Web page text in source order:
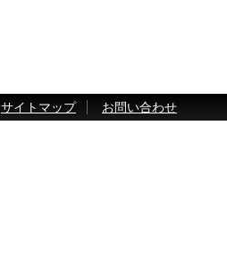
サイトマップ お問い合わせ